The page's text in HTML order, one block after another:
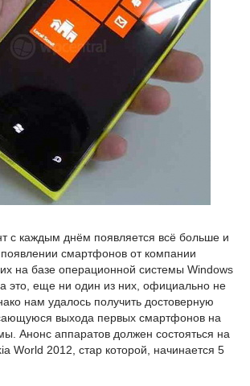
с каждым днём появляется всё больше и
смартфонов от компании
на базе операционной системы Windows
это, еще ни один из них, официально не
нам удалось получить достоверную
выхода первых смартфонов на
Анонс аппаратов должен состояться на
World 2012, стар которой, начинается 5